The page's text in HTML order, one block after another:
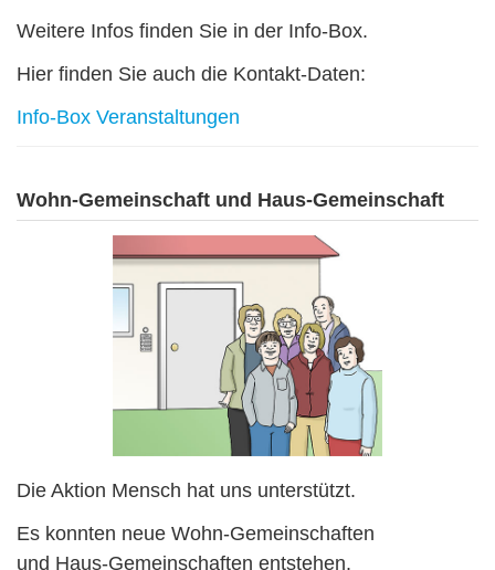
Weitere Infos finden Sie in der Info-Box.
Hier finden Sie auch die Kontakt-Daten:
Info-Box Veranstaltungen
Wohn-Gemeinschaft und Haus-Gemeinschaft
Die Aktion Mensch hat uns unterstützt.
Es konnten neue Wohn-Gemeinschaften
und Haus-Gemeinschaften entstehen.